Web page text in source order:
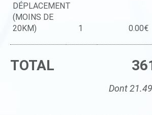
DÉPLACEMENT
(MOINS DE
20KM)
1 0.00€
TOTAL
Dont